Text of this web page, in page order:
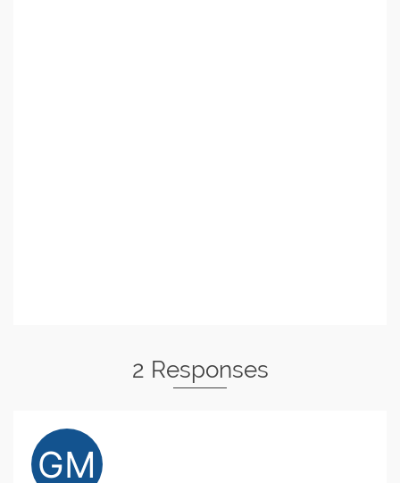
2 Responses